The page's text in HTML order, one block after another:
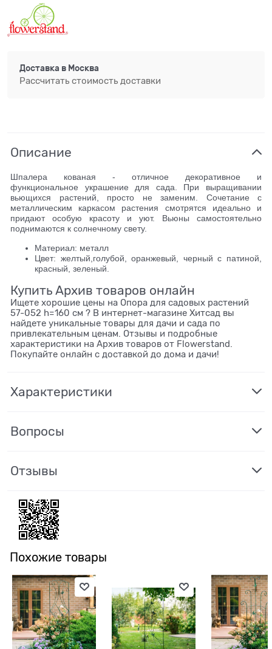
Доставка в Москва
Рассчитать стоимость доставки
Описание
Шпалера кованая - отличное декоративное и
функциональное украшение для сада. При выращивании
вьющихся растений, просто не заменим. Сочетание с
металлическим каркасом растения смотрятся идеально и
придают особую красоту и уют. Вьюны самостоятельно
поднимаются к солнечному свету.
Материал: металл
Цвет: желтый,голубой, оранжевый, черный с патиной,
красный, зеленый.
Купить Архив товаров онлайн
Ищете хорошие цены на Опора для садовых растений
57-052 h=160 см ? В интернет-магазине Хитсад вы
найдете уникальные товары для дачи и сада по
привлекательным ценам. Отзывы и подробные
характеристики на Архив товаров от Flowerstand.
Покупайте онлайн с доставкой до дома и дачи!
Характеристики
Вопросы
Отзывы
Похожие товары